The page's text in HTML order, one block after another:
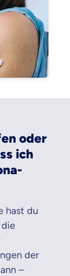
oder
ich
hast du
der
–